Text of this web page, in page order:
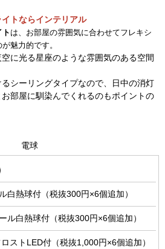
トならインテリアル
は、お部屋の雰囲気に合わせてフレキシ
魅力的です。
に光る星座のような雰囲気のある空間
シーリングタイプなので、日中の消灯
部屋に馴染んでくれるのもポイントの
電球
白熱球付（税抜300円×6個追加）
ル白熱球付（税抜300円×6個追加）
ストLED付（税抜1,000円×6個追加）